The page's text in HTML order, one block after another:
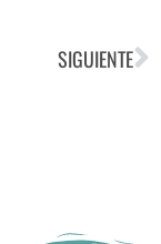
SIGUIENTE